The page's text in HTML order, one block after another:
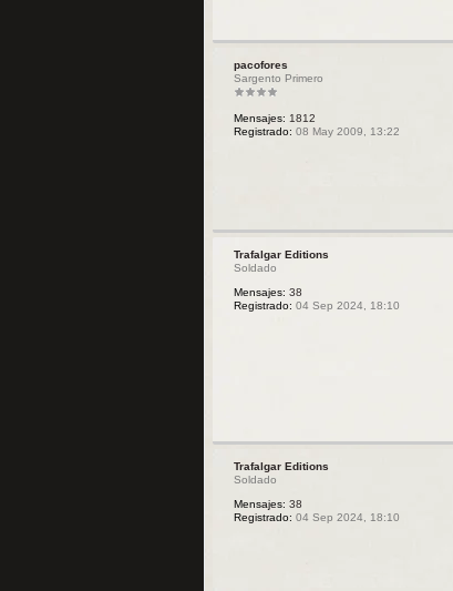
pacofores
Sargento Primero
Mensajes: 1812
Registrado: 08 May 2009, 13:22
Trafalgar Editions
Soldado
Mensajes: 38
Registrado: 04 Sep 2024, 18:10
Trafalgar Editions
Soldado
Mensajes: 38
Registrado: 04 Sep 2024, 18:10